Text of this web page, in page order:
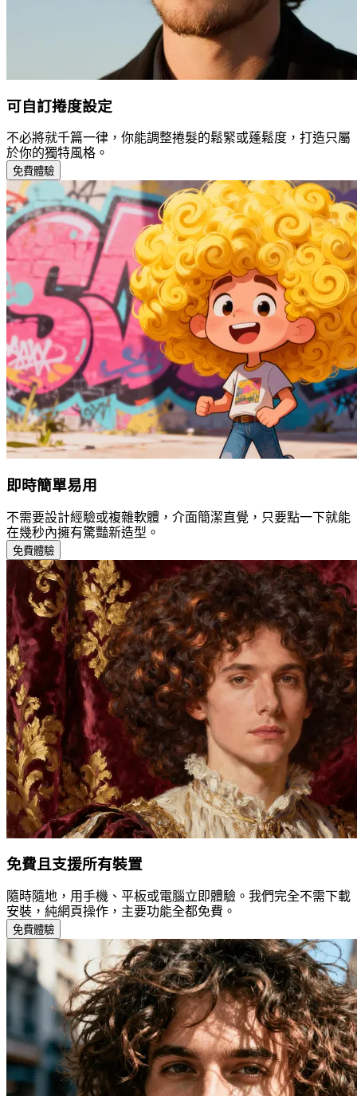
可自訂捲度設定
不必將就千篇一律，你能調整捲髮的鬆緊或蓬鬆度，打造只屬
於你的獨特風格。
免費體驗
即時簡單易用
不需要設計經驗或複雜軟體，介面簡潔直覺，只要點一下就能
在幾秒內擁有驚豔新造型。
免費體驗
免費且支援所有裝置
隨時隨地，用手機、平板或電腦立即體驗。我們完全不需下載
安裝，純網頁操作，主要功能全都免費。
免費體驗